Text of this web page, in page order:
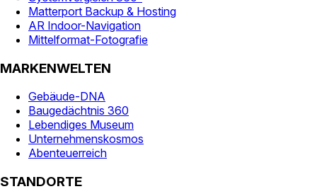
Matterport Backup & Hosting
AR Indoor-Navigation
Mittelformat-Fotografie
MARKENWELTEN
Gebäude-DNA
Baugedächtnis 360
Lebendiges Museum
Unternehmenskosmos
Abenteuerreich
STANDORTE